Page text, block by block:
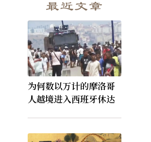
最近文章
为何数以万计的摩洛哥
人越境进入西班牙休达